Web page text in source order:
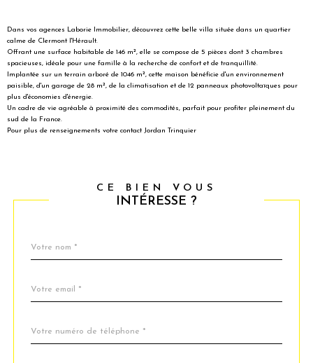
Dans vos agences Laborie Immobilier, découvrez cette belle villa située dans un quartier
calme de Clermont l'Hérault.
Offrant une surface habitable de 146 m², elle se compose de 5 pièces dont 3 chambres
spacieuses, idéale pour une famille à la recherche de confort et de tranquillité.
Implantée sur un terrain arboré de 1046 m², cette maison bénéficie d'un environnement
paisible, d'un garage de 28 m², de la climatisation et de 12 panneaux photovoltaïques pour
plus d'économies d'énergie.
Un cadre de vie agréable à proximité des commodités, parfait pour profiter pleinement du
sud de la France.
Pour plus de renseignements votre contact Jordan Trinquier
CE BIEN VOUS
INTÉRESSE ?
*
*
*